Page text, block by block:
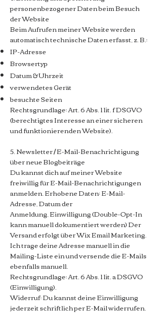
personenbezogener Daten beim Besuch
der Website
Beim Aufrufen meiner Website werden
automatisch technische Daten erfasst, z. B.:
IP-Adresse
Browsertyp
Datum & Uhrzeit
verwendetes Gerät
besuchte Seiten
Rechtsgrundlage: Art. 6 Abs. 1 lit. f DSGVO
(berechtigtes Interesse an einer sicheren
und funktionierenden Website).
5. Newsletter / E-Mail-Benachrichtigung
über neue Blogbeiträge
Du kannst dich auf meiner Website
freiwillig für E-Mail-Benachrichtigungen
anmelden.Erhobene Daten:E-Mail-
Adresse,Datum der
Anmeldung,Einwilligung (Double-Opt-In
kann manuell dokumentiert werden)Der
Versand erfolgt über Wix Email Marketing.
Ich trage deine Adresse manuell in die
Mailing-Liste ein und versende die E-Mails
ebenfalls manuell.
Rechtsgrundlage: Art. 6 Abs. 1 lit. a DSGVO
(Einwilligung).
Widerruf: Du kannst deine Einwilligung
jederzeit schriftlich per E-Mail widerrufen.